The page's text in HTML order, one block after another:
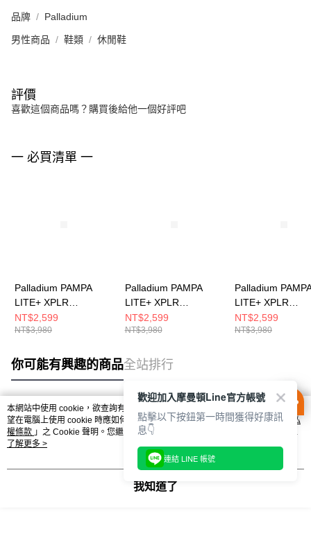
品牌 Palladium
男性商品 鞋類 休閒鞋
評價
喜歡這個商品嗎？購買後給他一個好評吧
一 必買清單 一
Palladium PAMPA
LITE+ XPLR
WP+~NATURAL
GREY 男女 休閒鞋
NT$2,599
NT$3,980
Palladium PAMPA
LITE+ XPLR
WP+~STAR WHITE 男
女 休閒鞋 74383116
NT$2,599
NT$3,980
Palladium
LITE+ XPLR
WP+~WOODLIN
休閒鞋 74383209
NT$2,599
NT$3,980
你可能有興趣的商品全站排行
熱門標籤
本網站中使用 cookie，欲查詢有關本網站使用 cookie 方式之詳情，及若您不希
望在電腦上使用 cookie 時應如何變更電腦的 cookie 設定，請參閱本網站「
隱私
權條款 」之 Cookie 聲明。您繼續使用本網站即表示您同意本公司得按本網站使
用條款之 Cookie 聲明使用 cookie。
了解更多 >
我知道了
歡迎加入摩曼頓Line官方帳號
點擊以下按鈕第一時間獲得好康訊
息👇
連結 LINE 帳號